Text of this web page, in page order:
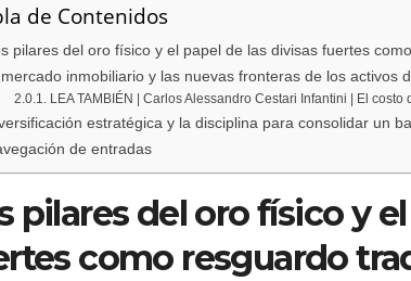
de Contenidos
pilares del oro físico y el papel de las divisas fuertes
inmobiliario y las nuevas fronteras de los activos
LEA TAMBIÉN | Carlos Alessandro Cestari Infantini | El
estratégica y la disciplina para consolidar un
de entradas
pilares del oro físico y
como resguardo